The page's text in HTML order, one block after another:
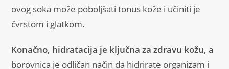
ovog soka može poboljšati tonus kože i učiniti je
čvrstom i glatkom.
Konačno, hidratacija je ključna za zdravu kožu,a
borovnica je odličan način da hidrirate organizam i